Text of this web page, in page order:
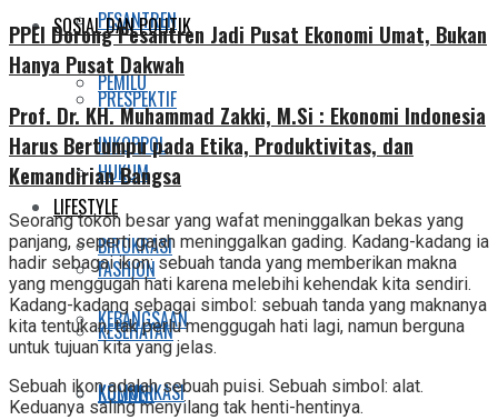
PESANTREN
PEMILU
INKOPPOL
LIFESTYLE
FASHION
KESEHATAN
KULINER
SOSIAL DAN POLITIK
PRESPEKTIF
HUKUM
BIROKRASI
KEBANGSAAN
KOMUNIKASI
PPEI Dorong Pesantren Jadi Pusat Ekonomi Umat, Bukan
Hanya Pusat Dakwah
Prof. Dr. KH. Muhammad Zakki, M.Si : Ekonomi Indonesia
Harus Bertumpu pada Etika, Produktivitas, dan
Kemandirian Bangsa
Seorang tokoh besar yang wafat meninggalkan bekas yang
panjang, seperti gajah meninggalkan gading. Kadang-kadang ia
hadir sebagai ikon: sebuah tanda yang memberikan makna
yang menggugah hati karena melebihi kehendak kita sendiri.
Kadang-kadang sebagai simbol: sebuah tanda yang maknanya
kita tentukan, tak perlu menggugah hati lagi, namun berguna
untuk tujuan kita yang jelas.
Sebuah ikon adalah sebuah puisi. Sebuah simbol: alat.
Keduanya saling menyilang tak henti-hentinya.